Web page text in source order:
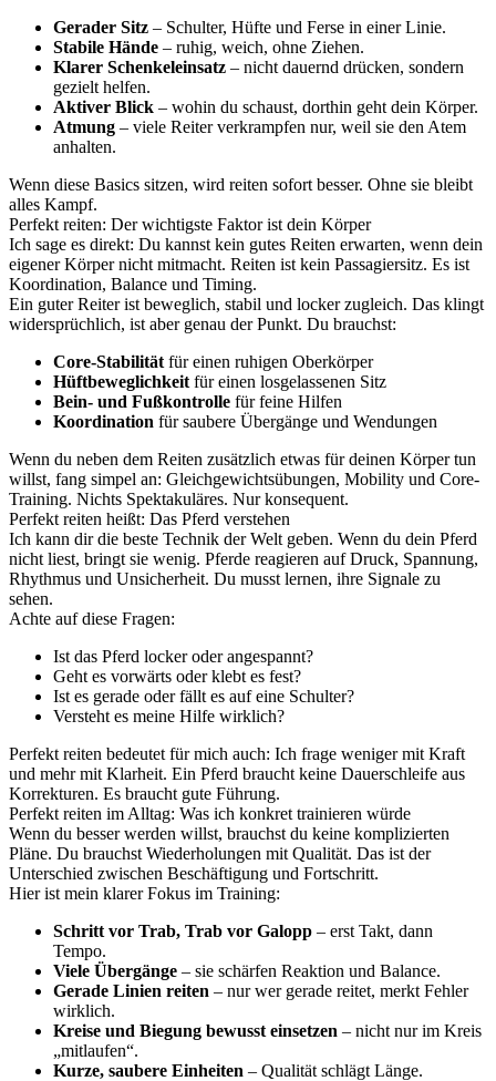
Gerader Sitz – Schulter, Hüfte und Ferse in einer Linie.
Stabile Hände – ruhig, weich, ohne Ziehen.
Klarer Schenkeleinsatz – nicht dauernd drücken, sondern
gezielt helfen.
Aktiver Blick – wohin du schaust, dorthin geht dein Körper.
Atmung – viele Reiter verkrampfen nur, weil sie den Atem
anhalten.
Wenn diese Basics sitzen, wird reiten sofort besser. Ohne sie bleibt
alles Kampf.
Perfekt reiten: Der wichtigste Faktor ist dein Körper
Ich sage es direkt: Du kannst kein gutes Reiten erwarten, wenn dein
eigener Körper nicht mitmacht. Reiten ist kein Passagiersitz. Es ist
Koordination, Balance und Timing.
Ein guter Reiter ist beweglich, stabil und locker zugleich. Das klingt
widersprüchlich, ist aber genau der Punkt. Du brauchst:
Core-Stabilität für einen ruhigen Oberkörper
Hüftbeweglichkeit für einen losgelassenen Sitz
Bein- und Fußkontrolle für feine Hilfen
Koordination für saubere Übergänge und Wendungen
Wenn du neben dem Reiten zusätzlich etwas für deinen Körper tun
willst, fang simpel an: Gleichgewichtsübungen, Mobility und Core-
Training. Nichts Spektakuläres. Nur konsequent.
Perfekt reiten heißt: Das Pferd verstehen
Ich kann dir die beste Technik der Welt geben. Wenn du dein Pferd
nicht liest, bringt sie wenig. Pferde reagieren auf Druck, Spannung,
Rhythmus und Unsicherheit. Du musst lernen, ihre Signale zu
sehen.
Achte auf diese Fragen:
Ist das Pferd locker oder angespannt?
Geht es vorwärts oder klebt es fest?
Ist es gerade oder fällt es auf eine Schulter?
Versteht es meine Hilfe wirklich?
Perfekt reiten bedeutet für mich auch: Ich frage weniger mit Kraft
und mehr mit Klarheit. Ein Pferd braucht keine Dauerschleife aus
Korrekturen. Es braucht gute Führung.
Perfekt reiten im Alltag: Was ich konkret trainieren würde
Wenn du besser werden willst, brauchst du keine komplizierten
Pläne. Du brauchst Wiederholungen mit Qualität. Das ist der
Unterschied zwischen Beschäftigung und Fortschritt.
Hier ist mein klarer Fokus im Training:
Schritt vor Trab, Trab vor Galopp – erst Takt, dann
Tempo.
Viele Übergänge – sie schärfen Reaktion und Balance.
Gerade Linien reiten – nur wer gerade reitet, merkt Fehler
wirklich.
Kreise und Biegung bewusst einsetzen – nicht nur im Kreis
„mitlaufen“.
Kurze, saubere Einheiten – Qualität schlägt Länge.